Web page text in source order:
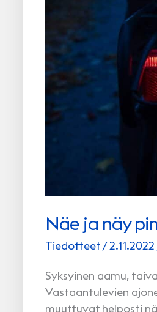
Näe ja näy
Tiedotteet/2.11.2022
Syksyinen aamu,
Vastaantulevien
muuttuvat helposti